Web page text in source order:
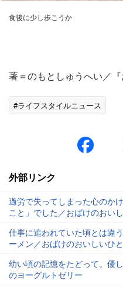
食後に少し歩こうか
著＝のもとしゅうへい／
#ライフスタイルニュース
外部リンク
過労で失ってしまった心のか
こと」でした／おばけのおい
仕事に追われていた頃とは違
ーメン／おばけのおいしいひと
幼い頃の記憶をたどって。優
のヨーグルトゼリー